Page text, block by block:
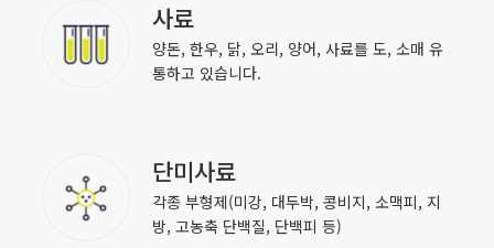
사료
양돈, 한우, 닭, 오리, 양어, 사료를 도, 소매 유
통하고 있습니다.
단미사료
각종 부형제(미강, 대두박, 콩비지, 소맥피, 지
방, 고농축 단백질, 단백피 등)